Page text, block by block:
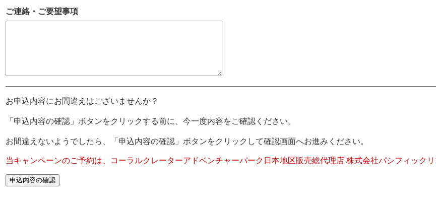
ご連絡・ご要望事項
お申込内容にお間違えはございませんか？
「申込内容の確認」ボタンをクリックする前に、今一度内容をご確認ください。
お間違えないようでしたら、「申込内容の確認」ボタンをクリックして確認画面へお進みください。
当キャンペーンのご予約は、コーラルクレーターアドベンチャーパーク日本地区販売総代理店 株式会社パシフィック